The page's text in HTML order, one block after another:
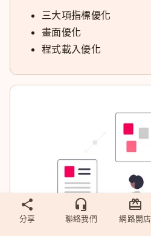
三大項指標優化
畫面優化
程式載入優化
分享 聯絡我們 網路開店